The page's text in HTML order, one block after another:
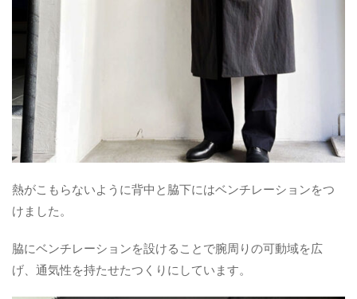
熱がこもらないように背中と脇下にはベンチレーションをつ
けました。
脇にベンチレーションを設けることで腕周りの可動域を広
げ、通気性を持たせたつくりにしています。